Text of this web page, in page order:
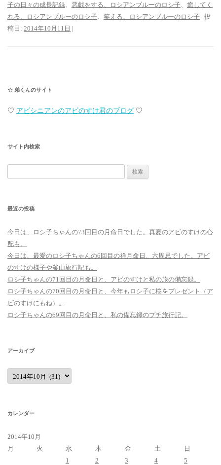
子の日々の成長記録、 悪戯をする、ロシアンブルーのロシ子、 癒してく
れる、ロシアンブルーのロシ子、 笑える、ロシアンブルーのロシ子 | 投
稿日: 2014年10月11日 |
☆ 弟くんのサイト
♡ アビシニアンのアビのすけ君のブログ ♡
サイト内検索
索:
最近の投稿
今日は、ロシ子ちゃんの73回目の月命日でした。真夏のアビのすけの心
配も。
今日は、最愛のロシ子ちゃんの6回目の祥月命日、六周忌でした。アビ
のすけの様子や釜山旅行記も。
ロシ子ちゃんの71回目の月命日と、アビのすけと私の旅の備忘録。
ロシ子ちゃんの70回目の月命日と、今年もロシ子に桜をプレゼント（ア
ビのすけにもね）。
ロシ子ちゃんの69回目の月命日と、私の備忘録のプチ旅行記。
アーカイブ
ア
ー
カ
カレンダー
2014年10月
月
火 水 木 金 土
日
1
2 3 4
5